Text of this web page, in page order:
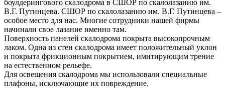
боулдерингового скалодрома в СШОР по скалолазанию им.
В.Г. Путинцева. СШОР по скалолазанию им. В.Г. Путинцева –
особое место для нас. Многие сотрудники нашей фирмы
начинали свое лазание именно там.
Поверхность панелей скалодрома покрыта высокопрочным
лаком. Одна из стен скалодрома имеет положительный уклон
и покрыта фрикционным покрытием, имитирующим трение
на естественном рельефе.
Для освещения скалодрома мы использовали специальные
плафоны, исключающие их повреждение.